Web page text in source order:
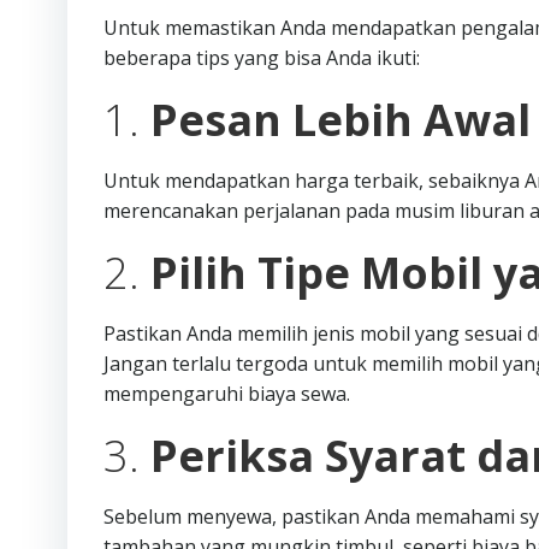
Untuk memastikan Anda mendapatkan
beberapa tips yang bisa Anda ikuti:
1. Pesan Lebih Awal
Untuk mendapatkan harga terbaik, sebaiknya
merencanakan perjalanan pada musim liburan
2. Pilih Tipe Mobil
Pastikan Anda memilih jenis mobil yang
Jangan terlalu tergoda untuk memilih mobil
mempengaruhi biaya sewa.
3. Periksa Syarat
Sebelum menyewa, pastikan Anda memahami